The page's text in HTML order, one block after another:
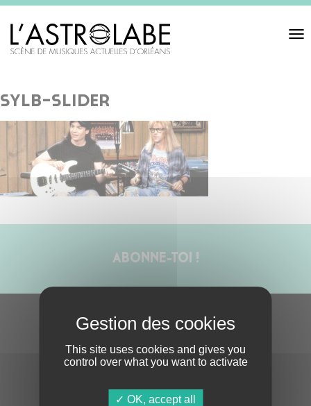
Toggle
sylb-slider
ABONNE-TOI !
S'ABONNER À LA NEWSLETTER
This site uses cookies and gives you
control over what you want to activate
OK, accept all